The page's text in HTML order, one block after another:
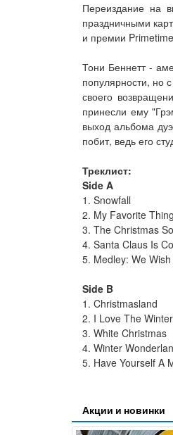
Переиздание на
праздничными
и премии
Тони Беннетт -
популярности, но
своего
принесли ему
выход альбома
побит, ведь его
Треклист:
Side A
1. Snowfall
2. My Favorite
3. The Christmas
4. Santa Claus Is
5. Medley: We
Side B
1. Christmasland
2. I Love The
3. White Christmas
4. Winter
5. Have Yourself A
Акции и новинки